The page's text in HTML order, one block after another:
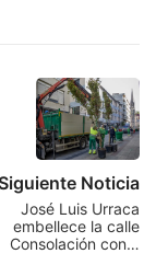
Siguiente Noticia
José Luis Urraca
embellece la calle
Consolación con…